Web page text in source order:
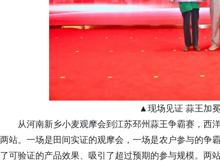
▲现场见证 蒜王加
从河南新乡小麦观摩会到江苏邳州蒜王争霸赛，西
两站。一场是田间实证的观摩会，一场是农户参与的争
了可验证的产品效果、吸引了超过预期的参与规模。两